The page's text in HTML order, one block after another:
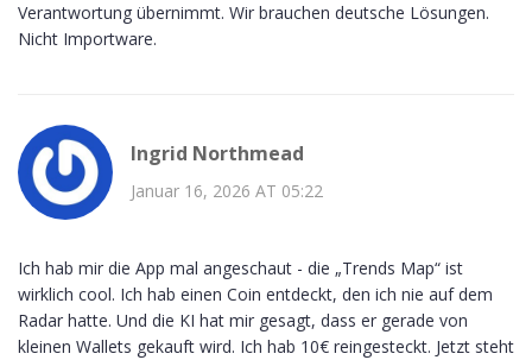
Verantwortung übernimmt. Wir brauchen deutsche Lösungen.
Nicht Importware.
Ingrid Northmead
Januar 16, 2026 AT 05:22
Ich hab mir die App mal angeschaut - die „Trends Map“ ist
wirklich cool. Ich hab einen Coin entdeckt, den ich nie auf dem
Radar hatte. Und die KI hat mir gesagt, dass er gerade von
kleinen Wallets gekauft wird. Ich hab 10€ reingesteckt. Jetzt steht